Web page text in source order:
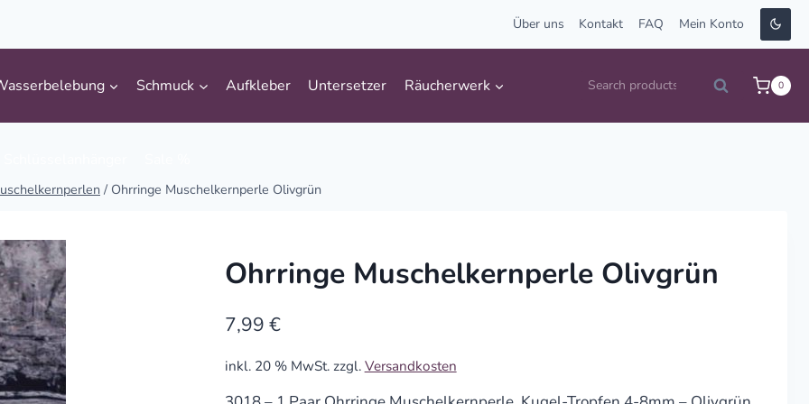
Über uns Kontakt FAQ Mein Konto
Schmuck Aufkleber Untersetzer Räucherwerk
Suche
Search 0
/ Ohrringe Muschelkernperle Olivgrün
Ohrringe Muschelkernperle Olivgrün
7,99 €
inkl. 20 % MwSt. zzgl. Versandkosten